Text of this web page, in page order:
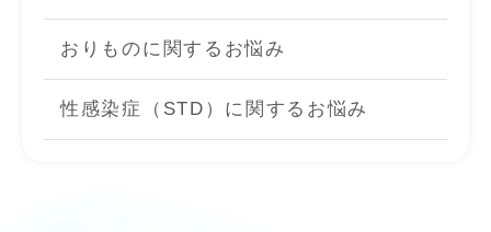
おりものに関するお悩み
性感染症（STD）に関するお悩み